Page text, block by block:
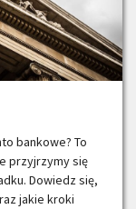
bankowe? To
przyjrzymy się
Dowiedz się,
jakie kroki